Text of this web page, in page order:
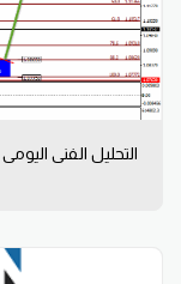
التحليل الفني اليومي